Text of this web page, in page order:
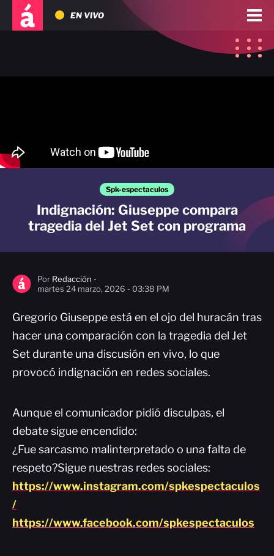
EN VIVO
Spk-espectaculos
Indignación: Giuseppe compara
tragedia del Jet Set con programa
Por Redacción -
martes 24 marzo, 2026 - 03:38 PM
Gregorio Giuseppe está en el ojo del huracán tras
hacer una comparación con la tragedia del Jet
Set durante una discusión en vivo, lo que
provocó indignación en redes sociales.
Aunque el comunicador pidió disculpas, el
debate sigue encendido:
¿Fue sarcasmo malinterpretado o una falta de
respeto?Sigue nuestras redes sociales:
https://www.instagram.com/spkespectaculos
/
https://www.facebook.com/spkespectaculos